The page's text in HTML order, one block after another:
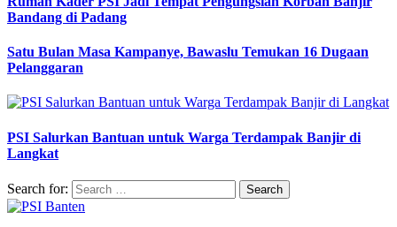
Bandang di Padang
Satu Bulan Masa Kampanye, Bawaslu Temukan 16 Dugaan
Pelanggaran
PSI Salurkan Bantuan untuk Warga Terdampak Banjir di
Langkat
Search for: